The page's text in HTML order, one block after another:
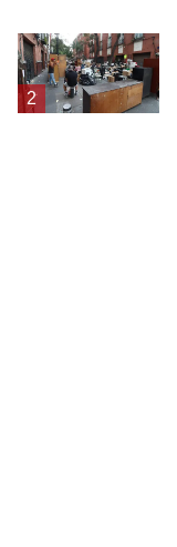
2